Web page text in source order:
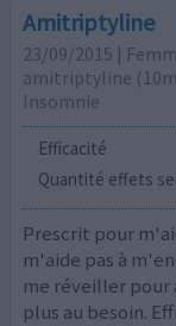
Amitriptyline
23/09/2015 |
amitriptyline
Insomnie
Efficacité
Quantité effets
Prescrit pour
m'aide pas à
me réveiller pour
plus au besoin.